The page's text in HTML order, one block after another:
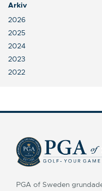
Arkiv
2026
2025
2024
2023
2022
PGA of Sweden